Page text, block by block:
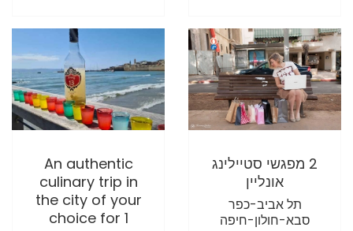
2 מפגשי סטיילינג
אונליין
תל אביב-כפר
סבא-חולון-חיפה
An authentic
culinary trip in
the city of your
choice for 1